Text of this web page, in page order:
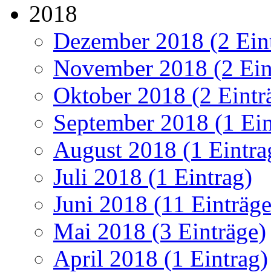
2018
Dezember 2018 (2
November 2018 (2
Oktober 2018 (2
September 2018 (1
August 2018 (1
Juli 2018 (1 Eintrag)
Juni 2018 (11
Mai 2018 (3 Einträge)
April 2018 (1 Eintrag)